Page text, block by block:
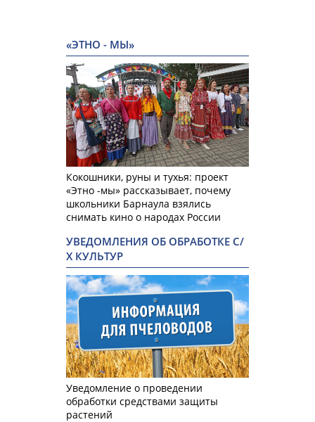
«ЭТНО - МЫ»
Кокошники, руны и тухья: проект
«Этно -мы» рассказывает, почему
школьники Барнаула взялись
снимать кино о народах России
УВЕДОМЛЕНИЯ ОБ ОБРАБОТКЕ С/
Х КУЛЬТУР
Уведомление о проведении
обработки средствами защиты
растений